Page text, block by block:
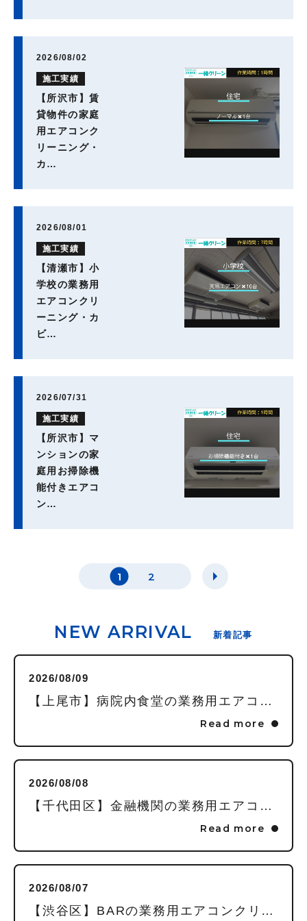
2026/08/02
施工実績
【所沢市】賃
貸物件の家庭
用エアコンク
リーニング・
カ…
2026/08/01
施工実績
【清瀬市】小
学校の業務用
エアコンクリ
ーニング・カ
ビ…
2026/07/31
施工実績
【所沢市】マ
ンションの家
庭用お掃除機
能付きエアコ
ン…
1 2
NEW ARRIVAL 新着記事
2026/08/09
【上尾市】病院内食堂の業務用エアコンクリーニング・カビやホコリを分解洗浄で徹底除去。 施工地域：埼
Read more
2026/08/08
【千代田区】金融機関の業務用エアコンクリーニング・カビやホコリを分解洗浄で徹底除去。 施工地域：東
Read more
2026/08/07
【渋谷区】BARの業務用エアコンクリーニング・カビやホコリを分解洗浄で徹底除去。 施工地域：東京都